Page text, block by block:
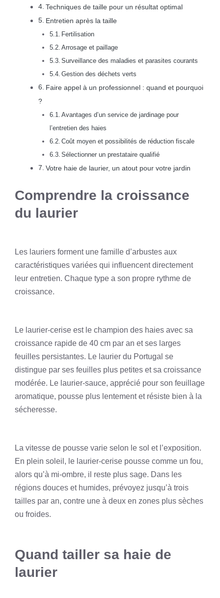
Techniques de taille pour un résultat optimal
Entretien après la taille
Fertilisation
Arrosage et paillage
Surveillance des maladies et parasites courants
Gestion des déchets verts
Faire appel à un professionnel : quand et pourquoi
?
Avantages d’un service de jardinage pour
l’entretien des haies
Coût moyen et possibilités de réduction fiscale
Sélectionner un prestataire qualifié
Votre haie de laurier, un atout pour votre jardin
Comprendre la croissance
du laurier
Les lauriers forment une famille d’arbustes aux
caractéristiques variées qui influencent directement
leur entretien. Chaque type a son propre rythme de
croissance.
Le laurier-cerise est le champion des haies avec sa
croissance rapide de 40 cm par an et ses larges
feuilles persistantes. Le laurier du Portugal se
distingue par ses feuilles plus petites et sa croissance
modérée. Le laurier-sauce, apprécié pour son feuillage
aromatique, pousse plus lentement et résiste bien à la
sécheresse.
La vitesse de pousse varie selon le sol et l’exposition.
En plein soleil, le laurier-cerise pousse comme un fou,
alors qu’à mi-ombre, il reste plus sage. Dans les
régions douces et humides, prévoyez jusqu’à trois
tailles par an, contre une à deux en zones plus sèches
ou froides.
Quand tailler sa haie de
laurier